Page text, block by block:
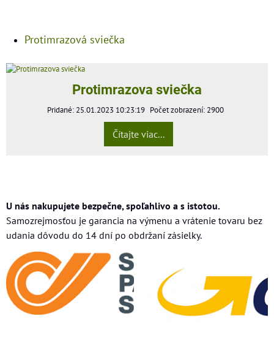
Protimrazová sviečka
Protimrazova sviečka
Pridané: 25.01.2023 10:23:19 Počet zobrazení: 2900
Čítajte viac...
U nás nakupujete bezpečne, spoľahlivo a s istotou.
Samozrejmosťou je garancia na výmenu a vrátenie tovaru bez
udania dôvodu do 14 dní po obdržaní zásielky.